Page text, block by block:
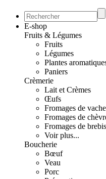
E-shop
Fruits & Légumes
Fruits
Légumes
Plantes
Paniers
Crèmerie
Lait et Crèmes
Œufs
Fromages de vache
Fromages de
Fromages de brebis
Voir plus...
Boucherie
Bœuf
Veau
Porc